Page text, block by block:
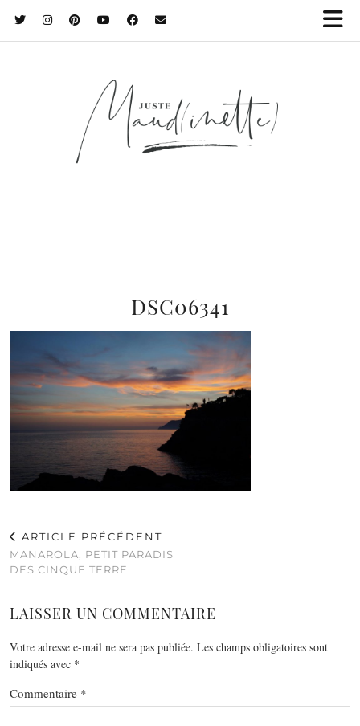
DSC06341
ARTICLE PRÉCÉDENT
MANAROLA, PETIT PARADIS
DES CINQUE TERRE
LAISSER UN COMMENTAIRE
Votre adresse e-mail ne sera pas publiée. Les champs obligatoires sont
indiqués avec *
Commentaire *